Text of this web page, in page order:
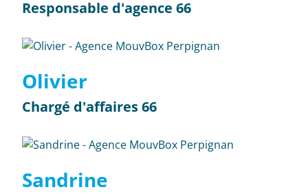
Responsable d'agence 66
Olivier
Chargé d'affaires 66
Sandrine